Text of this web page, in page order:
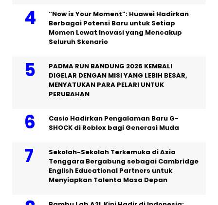
“Now is Your Moment”: Huawei Hadirkan
Berbagai Potensi Baru untuk Setiap
Momen Lewat Inovasi yang Mencakup
Seluruh Skenario
PADMA RUN BANDUNG 2026 KEMBALI
DIGELAR DENGAN MISI YANG LEBIH BESAR,
MENYATUKAN PARA PELARI UNTUK
PERUBAHAN
Casio Hadirkan Pengalaman Baru G-
SHOCK di Roblox bagi Generasi Muda
Sekolah-Sekolah Terkemuka di Asia
Tenggara Bergabung sebagai Cambridge
English Educational Partners untuk
Menyiapkan Talenta Masa Depan